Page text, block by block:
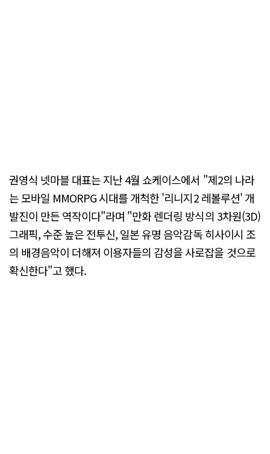
권영식 넷마블 대표는 지난 4월 쇼케이스에서 "제2의 나라
는 모바일 MMORPG 시대를 개척한 '리니지2 레볼루션' 개
발진이 만든 역작이다"라며 "만화 렌더링 방식의 3차원(3D)
그래픽, 수준 높은 전투신, 일본 유명 음악감독 히사이시 조
의 배경음악이 더해져 이용자들의 감성을 사로잡을 것으로
확신한다"고 했다.